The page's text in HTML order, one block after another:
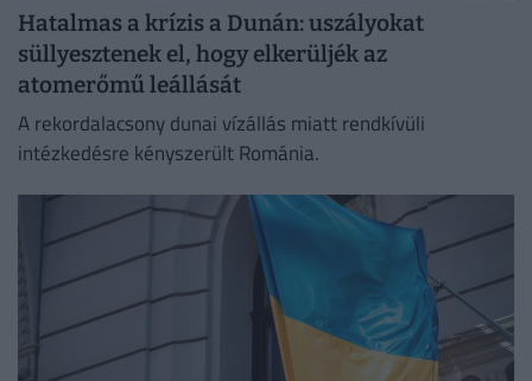
Hatalmas a krízis a Dunán: uszályokat
süllyesztenek el, hogy elkerüljék az
atomerőmű leállását
A rekordalacsony dunai vízállás miatt rendkívüli
intézkedésre kényszerült Románia.